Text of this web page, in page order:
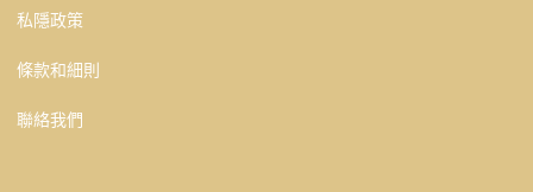
私隱政策
條款和細則
聯絡我們